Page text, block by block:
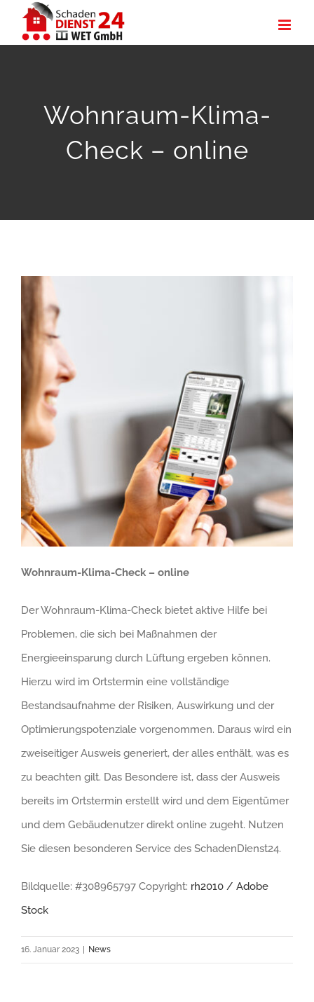
Inhalt
Wohnraum-Klima-
Check – online
Wohnraum-Klima-Check – online
Der Wohnraum-Klima-Check bietet aktive Hilfe bei
Problemen, die sich bei Maßnahmen der
Energieeinsparung durch Lüftung ergeben können.
Hierzu wird im Ortstermin eine vollständige
Bestandsaufnahme der Risiken, Auswirkung und der
Optimierungspotenziale vorgenommen. Daraus wird ein
zweiseitiger Ausweis generiert, der alles enthält, was es
zu beachten gilt. Das Besondere ist, dass der Ausweis
bereits im Ortstermin erstellt wird und dem Eigentümer
und dem Gebäudenutzer direkt online zugeht. Nutzen
Sie diesen besonderen Service des SchadenDienst24.
Bildquelle: #308965797 Copyright: rh2010 / Adobe
Stock
16. Januar 2023 | News